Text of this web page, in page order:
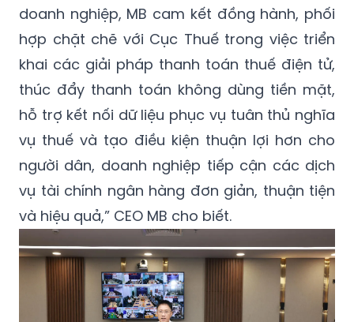
doanh nghiệp, MB cam kết đồng hành, phối
hợp chặt chẽ với Cục Thuế trong việc triển
khai các giải pháp thanh toán thuế điện tử,
thúc đẩy thanh toán không dùng tiền mặt,
hỗ trợ kết nối dữ liệu phục vụ tuân thủ nghĩa
vụ thuế và tạo điều kiện thuận lợi hơn cho
người dân, doanh nghiệp tiếp cận các dịch
vụ tài chính ngân hàng đơn giản, thuận tiện
và hiệu quả,” CEO MB cho biết.